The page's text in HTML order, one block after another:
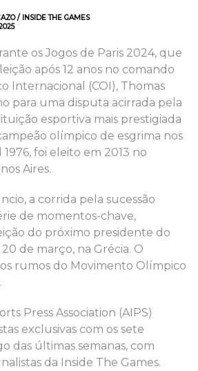
/ INSIDE THE GAMES
os Jogos de Paris 2024, que
após 12 anos no comando
Internacional (COI), Thomas
para uma disputa acirrada pela
esportiva mais prestigiada
olímpico de esgrima nos
foi eleito em 2013 no
Aires.
a corrida pela sucessão
de momentos-chave,
do próximo presidente do
de março, na Grécia. O
rumos do Movimento Olímpico
Press Association (AIPS)
exclusivas com os sete
das últimas semanas, com
da Inside The Games.